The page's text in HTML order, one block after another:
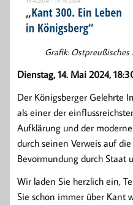
Grafik:
Dienstag, 14. Mai 2024,
Der Königsberger Gelehrte
als einer der
Aufklärung und der
durch seinen Verweis auf
Bevormundung durch Staat
Wir laden Sie herzlich ein,
Sie schon immer über Kant